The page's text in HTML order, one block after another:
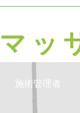
マッ
施術管理者